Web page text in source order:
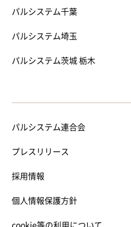
パルシステム千葉
パルシステム埼玉
パルシステム茨城 栃木
パルシステム連合会
プレスリリース
採用情報
個人情報保護方針
cookie等の利用について